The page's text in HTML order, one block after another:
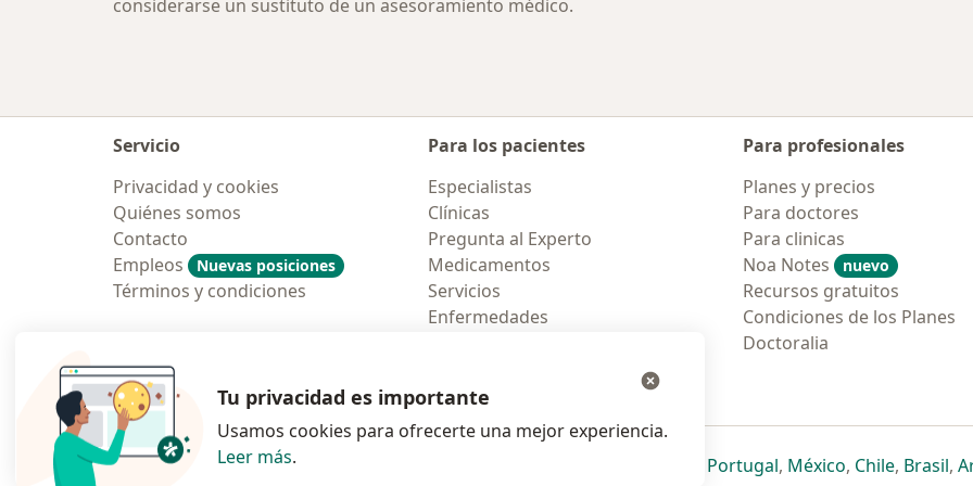
considerarse un sustituto de un asesoramiento médico.
Servicio
Privacidad y cookies
Quiénes somos
Contacto
Empleos
Nuevas posiciones
Términos y condiciones
Para los pacientes
Especialistas
Clínicas
Pregunta al Experto
Medicamentos
Servicios
Enfermedades
Para profesionales
Planes y precios
Para doctores
Para clinicas
Noa Notes
nuevo
Recursos gratuitos
Condiciones de los Planes
Doctoralia
Polska se abre en una nueva pestaña
se abre en una nueva pestaña
se abre en una nueva pestaña
se abre en una nueva pestaña
Portugalse abre en una nueva
, Méxicose abre en una
, Chilese abre
, Brasilse
,
Tu privacidad es importante
Usamos cookies para ofrecerte una mejor experiencia.
Leer más.